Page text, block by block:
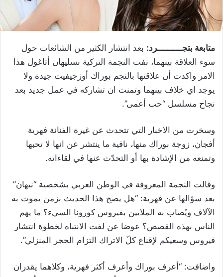
متابعة بتجــــــــــرد: بعد انتشار الكثير من الشائعات حول
سوء العلاقة بينهما، نفت النجمة التركية نسليهان أتاغول هذا
الامر واكدت أن علاقتها بالنجم بوراك أوزجيفيت جيدة ولا
يوجد اي خلاف بينهما وتمنت ان تشاركه في عمل جديد بعد
نجاح مسلسل “حب أعمى”.
وسخرت من الاخبار التي تتحدث عن غيرة الفنانة فهرية
أفجان، زوجة بوراك منها، نافية ما ينتشر عن انها لا تحبها
وتمنعه من الإشادة بها أو التحدّث عنها في لقاءاته.
وقالت النجمة المعروفة في الوطن العربي بشخصية “نيهان”
بعد سؤالها عن فهرية: “هل يصح هذا الحديث بزمن يموت به
الآلاف ويُصاب به الملايين بفيروس كورونا السيء؟ ما يهم
الناس بهذه القصص؟ عوضا عن لفت الانتباه لخطوة انتشار
فيروس وسعيكم لإقناع كلّ الاتراك التزام الحجر المنزلي”.
واضافت: “أعرف بوراك وأعرف أكثر فهرية، وكلاهما يقدران